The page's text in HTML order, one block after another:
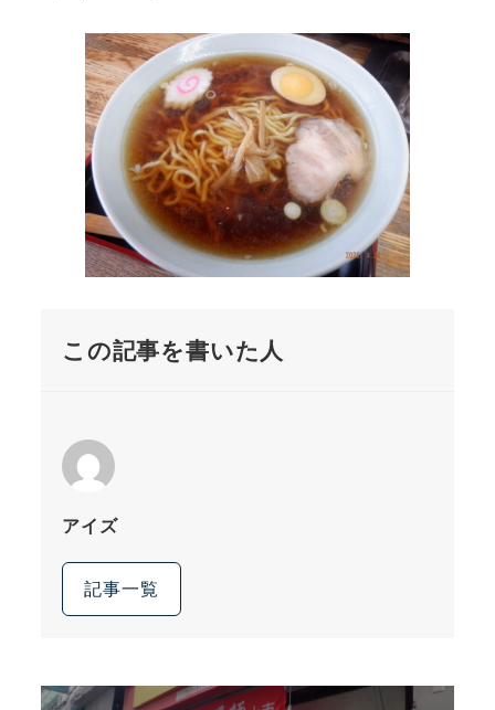
この記事を書いた人
アイズ
記事一覧